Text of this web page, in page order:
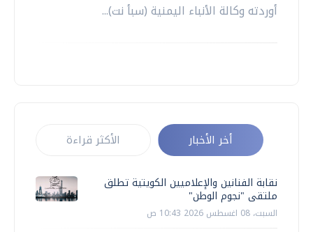
أوردته وكالة الأنباء اليمنية (سبأ نت)...
أخر الأخبار الأكثر قراءة
نقابة الفنانين والإعلاميين الكويتية تطلق
ملتقى "نجوم الوطن"
السبت، 08 اغسطس 2026 10:43 ص